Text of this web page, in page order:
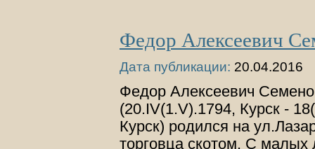
Федор Алексеевич
Дата публикации: 20.04.2016
Федор Алексеевич
(20.IV(1.V).1794, Курск -
Курск) родился на
торговца скотом. С малых